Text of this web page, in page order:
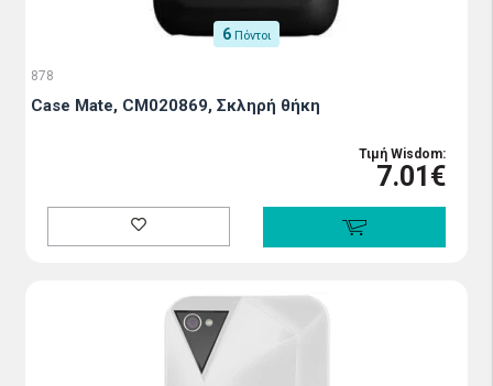
6 Πόντοι
878
Case Mate, CM020869, Σκληρή θήκη
Τιμή Wisdom:
7.01€